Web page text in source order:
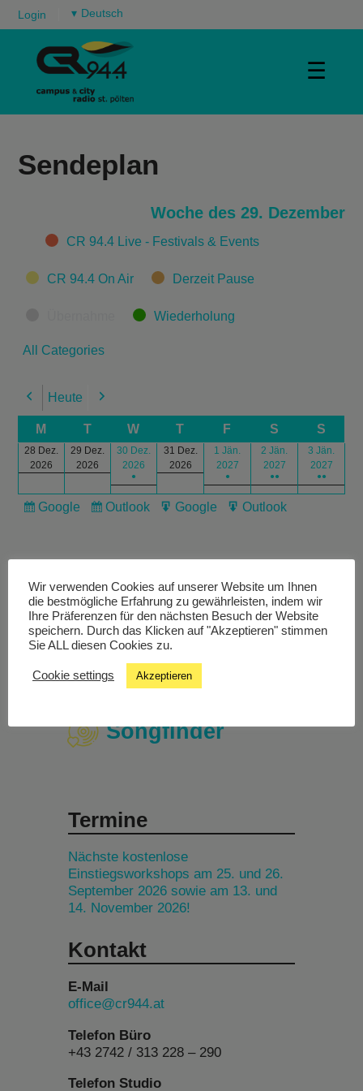
Login ▾
☰
Sendeplan
Woche des 29. Dezember
CategoriesCR 94.4 Live - Festivals & Events
CR 94.4 On Air Derzeit Pause
Wiederholung
All Categories
Previous
Heute Next
M T W T F S S
28 Dez.
2026
29 Dez.
2026
30 Dez.
2026
●
31 Dez.
2026
1 Jän.
2027
●
2 Jän.
2027
●●
3 Jän.
2027
●●
Subscribe
Google
Subscribe
Outlook
Export
Google
Export
Outlook
Livestream
Studiochat
Songfinder
Termine
Nächste kostenlose
Einstiegsworkshops am 25. und 26.
September 2026 sowie am 13. und
14. November 2026!
Kontakt
E-Mail
office@cr944.at
Telefon Büro
+43 2742 / 313 228 – 290
Telefon Studio
Wir verwenden Cookies auf unserer Website um Ihnen
die bestmögliche Erfahrung zu gewährleisten, indem wir
Ihre Präferenzen für den nächsten Besuch der Website
speichern. Durch das Klicken auf "Akzeptieren" stimmen
Sie ALL diesen Cookies zu.
Cookie settings Akzeptieren